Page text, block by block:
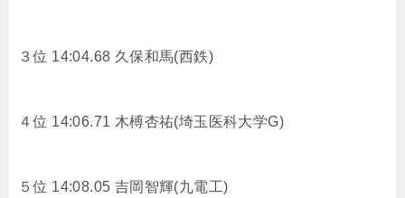
３位 14:04.68 久保和馬(西鉄)
４位 14:06.71 木榑杏祐(埼玉医科大学G)
５位 14:08.05 吉岡智輝(九電工)